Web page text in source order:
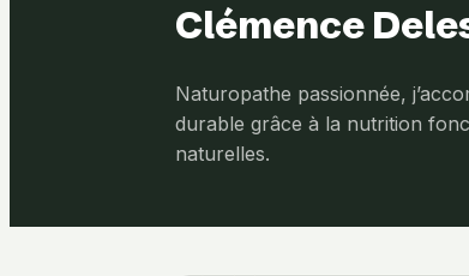
Clémence
Naturopathe passionnée,
durable grâce à la nutrition
naturelles.